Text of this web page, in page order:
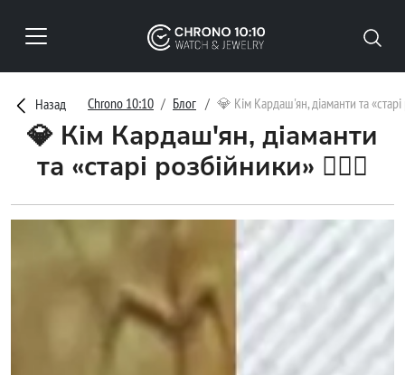
Назад Chrono 10:10 Блог 💎 Кім Кардаш'ян, діаманти та
💎 Кім Кардаш'ян, діаманти
та «старі розбійники» 👮‍♂️✨